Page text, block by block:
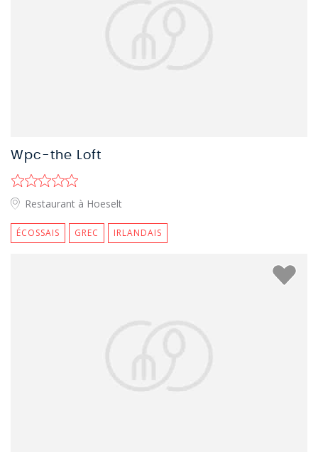
Wpc-the Loft
Restaurant à Hoeselt
ÉCOSSAIS GREC IRLANDAIS